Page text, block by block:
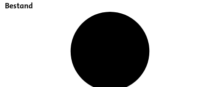
Bestand